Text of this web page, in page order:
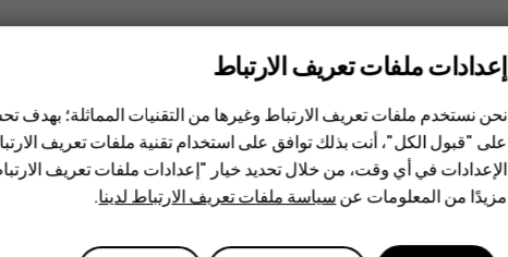
إعدادات ملفات تعريف الارتباط
نحن نستخدم ملفات تعريف الارتباط وغيرها من التقنيات المماثلة؛
على "قبول الكل"، أنت بذلك توافق على استخدام تقنية ملفات تعريف
الإعدادات في أي وقت، من خلال تحديد خيار "إعدادات ملفات تعريف
مزيدًا من المعلومات عنسياسة ملفات تعريف الارتباط لدينا.